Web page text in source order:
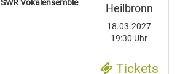
SWR Vokalensemble Heilbronn
18.03.2027
19:30 Uhr
Tickets